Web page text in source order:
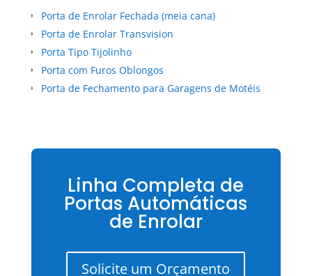
Porta de Enrolar Fechada (meia cana)
Porta de Enrolar Transvision
Porta Tipo Tijolinho
Porta com Furos Oblongos
Porta de Fechamento para Garagens de Motéis
Linha Completa de
Portas Automáticas
de Enrolar
Solicite um Orçamento